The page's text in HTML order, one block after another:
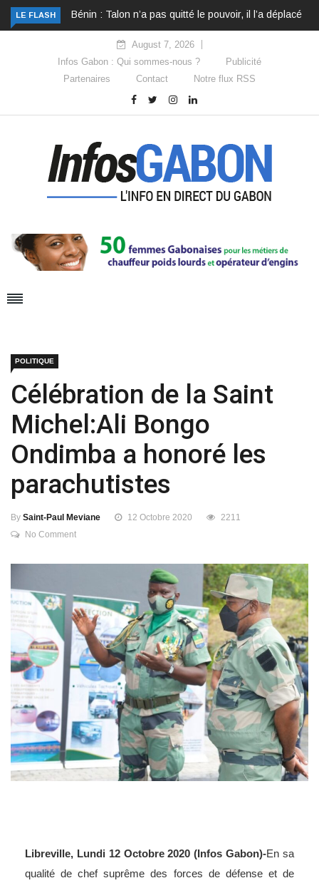
LE FLASH Bénin : Talon n’a pas quitté le pouvoir, il l’a déplacé
August 7, 2026
Infos Gabon : Qui sommes-nous ?
Publicité
Partenaires
Contact Notre flux RSS
POLITIQUE
Célébration de la Saint
Michel:Ali Bongo
Ondimba a honoré les
parachutistes
By Saint-Paul Meviane 12 Octobre 2020
2211
No Comment
Libreville, Lundi 12 Octobre 2020 (Infos Gabon)-En sa
qualité de chef suprême des forces de défense et de